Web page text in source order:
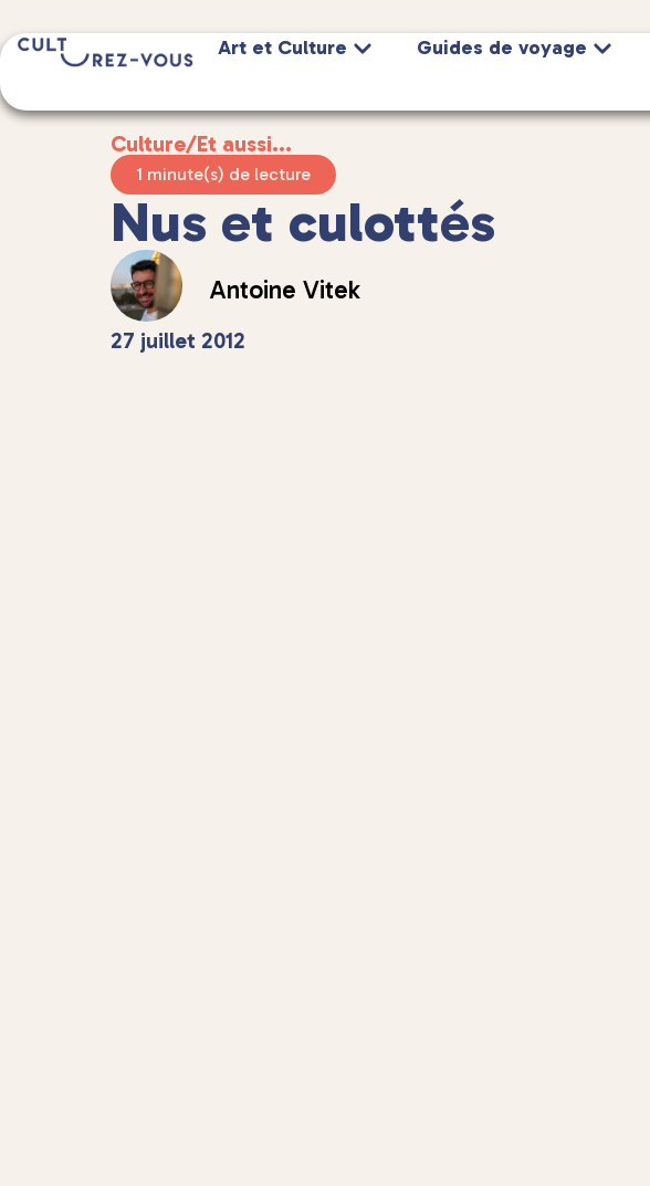
Art et Culture Guides de voyage
Culture/Et aussi...
1 minute(s) de lecture
Nus et culottés
Antoine Vitek
27 juillet 2012